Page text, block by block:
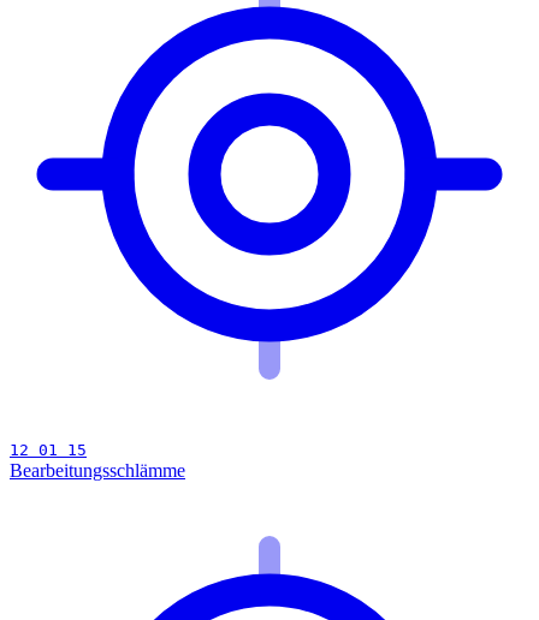
12 01 15
Bearbeitungsschlämme